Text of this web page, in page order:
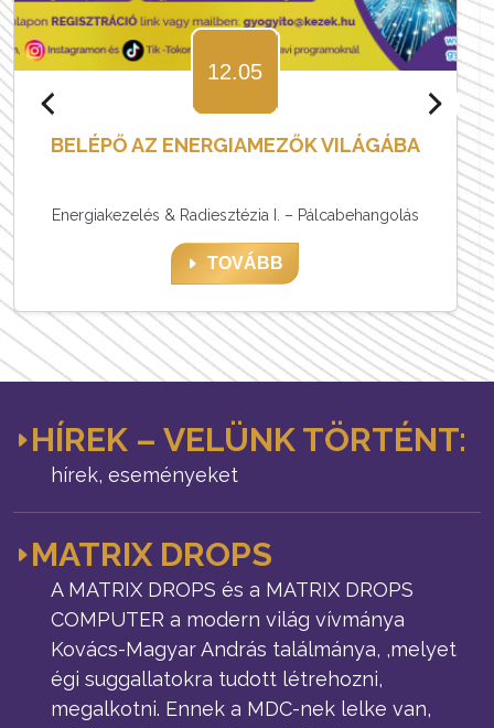
12.05
RADIESZTÉZIA II. – FÖLDSUGÁRZÁSOK
TALPMASSZÁZS ÉS CSODÁI előadó: Hefler István
TOVÁBB
HÍREK – VELÜNK TÖRTÉNT:
hírek, eseményeket
MATRIX DROPS
A MATRIX DROPS és a MATRIX DROPS
COMPUTER a modern világ vívmánya
Kovács-Magyar András találmánya, ,melyet
égi suggallatokra tudott létrehozni,
megalkotni. Ennek a MDC-nek lelke van,